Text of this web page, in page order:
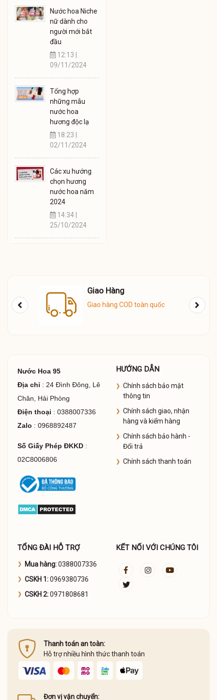
Nước hoa Niche
nữ dành cho
người mới bắt
đầu
12:13 |
09/11/2024
Tổng hợp
những mẫu
nước hoa
hương độc lạ
18:23 |
02/11/2024
Các xu hướng
chọn hương
nước hoa năm
2024
14:34 |
25/10/2024
Giao Hàng
Giao hàng COD toàn quốc
Nước Hoa 95
Địa chỉ : 24 Đình Đông, Lê
Chân, Hải Phòng
Điện thoại : 0388007336
Zalo : 0968892487
Số Giấy Phép ĐKKD:
02C8006806
HƯỚNG DẪN
Chính sách bảo mật
thông tin
Chính sách giao, nhận
hàng và kiểm hàng
Chính sách bảo hành -
Đổi trả
Chính sách thanh toán
TỔNG ĐÀI HỖ TRỢ
Mua hàng:0388007336
CSKH 1:0969380736
CSKH 2:0971808681
KẾT NỐI VỚI CHÚNG TÔI
Thanh toán an toàn:
Hỗ trợ nhiều hình thức thanh toán
Đơn vị vận chuyển: